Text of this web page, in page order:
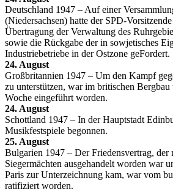
Deutschland 1947 – Auf einer
(Niedersachsen) hatte der SPD-
Übertragung der Verwaltung des
sowie die Rückgabe der in sowjetisches
Industriebetriebe in der Ostzone geFordert.
24. August
Großbritannien 1947 – Um den Kampf
zu unterstützen, war im britischen Bergbau
Woche eingeführt worden.
24. August
Schottland 1947 – In der Hauptstadt
Musikfestspiele begonnen.
25. August
Bulgarien 1947 – Der Friedensvertrag, der
Siegermächten ausgehandelt worden war
Paris zur Unterzeichnung kam, war vom
ratifiziert worden.